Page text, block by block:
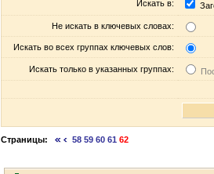
Искать в:
Не искать в ключевых словах:
Искать во всех группах ключевых слов:
Искать только в указанных группах:
Страницы: 58 59 60 61 62